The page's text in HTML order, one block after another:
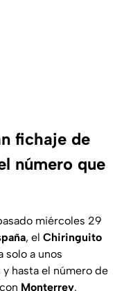
fichaje de
número que
miércoles 29
, el Chiringuito
solo a unos
hasta el número de
Monterrey.